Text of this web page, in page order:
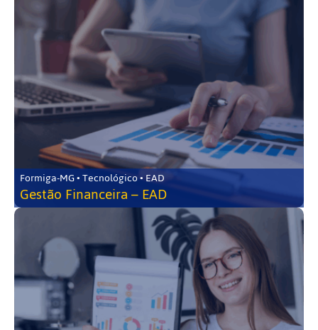
Formiga-MG • Tecnológico • EAD
Gestão Financeira – EAD